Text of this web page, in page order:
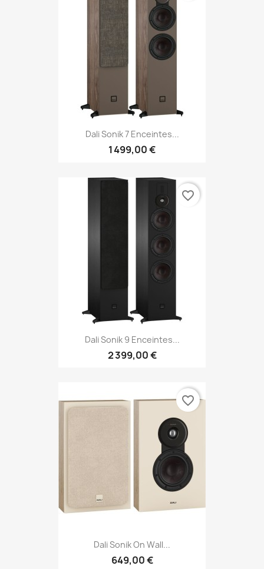
Dali Sonik 7 Enceintes...
1 499,00 €
Dali Sonik 9 Enceintes...
2 399,00 €
favorite_border
Dali Sonik On Wall...
649,00 €
favorite_border